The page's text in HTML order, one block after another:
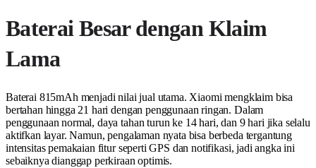
Baterai Besar dengan Klaim
Lama
Baterai 815mAh menjadi nilai jual utama. Xiaomi mengklaim bisa
bertahan hingga 21 hari dengan penggunaan ringan. Dalam
penggunaan normal, daya tahan turun ke 14 hari, dan 9 hari jika selalu
aktifkan layar. Namun, pengalaman nyata bisa berbeda tergantung
intensitas pemakaian fitur seperti GPS dan notifikasi, jadi angka ini
sebaiknya dianggap perkiraan optimis.